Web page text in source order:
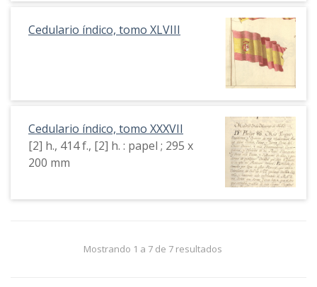
Cedulario índico, tomo XLVIII
Cedulario índico, tomo XXXVII
[2] h., 414 f., [2] h. : papel ; 295 x
200 mm
Mostrando 1 a 7 de 7 resultados